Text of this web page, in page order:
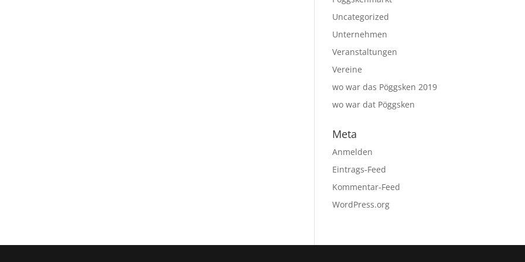
Uncategorized
Unternehmen
Veranstaltungen
Vereine
wo war das Pöggsken 2019
wo war dat Pöggsken
Meta
Anmelden
Eintrags-Feed
Kommentar-Feed
WordPress.org